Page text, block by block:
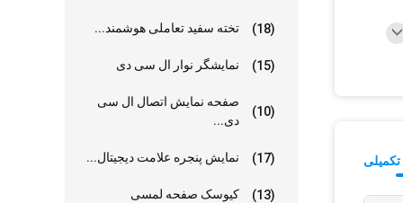
تخته سفید تعاملی هوشمند... (18)
نمایشگر نوار ال سی دی (15)
صفحه نمایش اتصال ال سی
دی...
(10)
نمایش پنجره علامت دیجیتال... (17)
کیوسک صفحه لمسی (13)